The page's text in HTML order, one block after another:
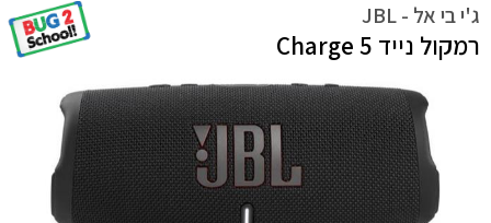
ג'י בי אל - JBL
רמקול נייד Charge 5